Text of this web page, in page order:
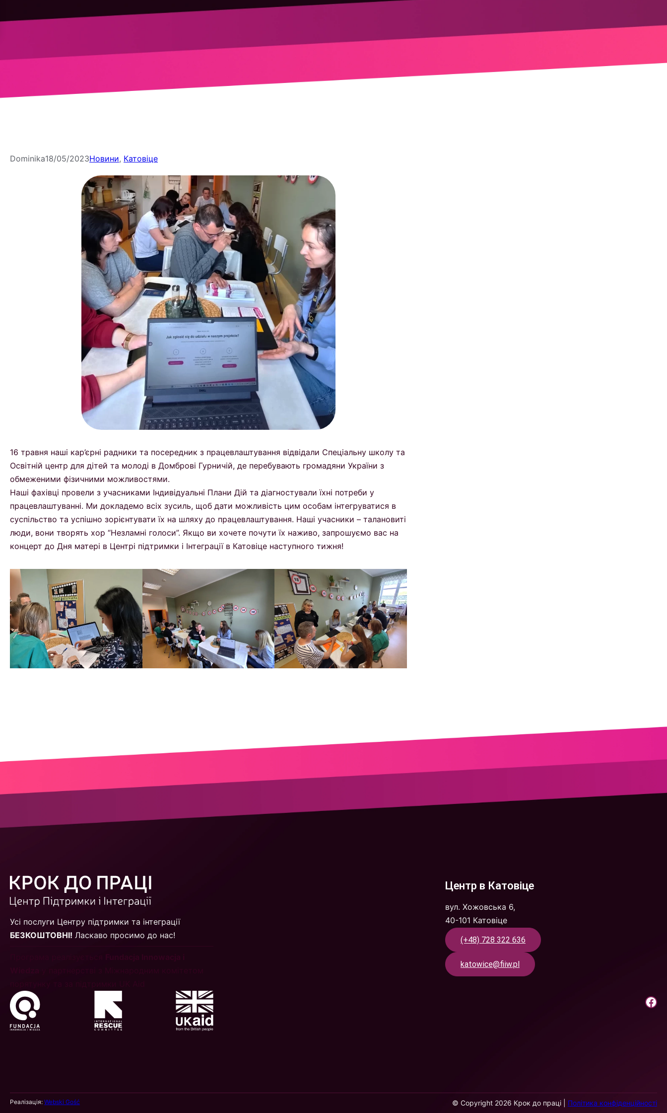
Dominika18/05/2023Новини, Катовіце
16 травня наші кар’єрні радники та посередник з працевлаштування відвідали Спеціальну школу та
Освітній центр для дітей та молоді в Домброві Гурничій, де перебувають громадяни України з
обмеженими фізичними можливостями.
Наші фахівці провели з учасниками Індивідуальні Плани Дій та діагностували їхні потреби у
працевлаштуванні. Ми докладемо всіх зусиль, щоб дати можливість цим особам інтегруватися в
суспільство та успішно зорієнтувати їх на шляху до працевлаштування. Наші учасники – талановиті
люди, вони творять хор “Незламні голоси”. Якщо ви хочете почути їх наживо, запрошуємо вас на
концерт до Дня матері в Центрі підтримки і Інтеграції в Катовіце наступного тижня!
Усі послуги Центру підтримки та інтеграції
БЕЗКОШТОВНІ! Ласкаво просимо до нас!
Центр в Катовіце
вул. Хожовська 6,
40-101 Катовіце
(+48) 728 322 636
katowice@fiiw.pl
Крок до праці | Facebook
Реалізація: Webski Gość © Copyright 2026 Крок до праці | Політика конфіденційності